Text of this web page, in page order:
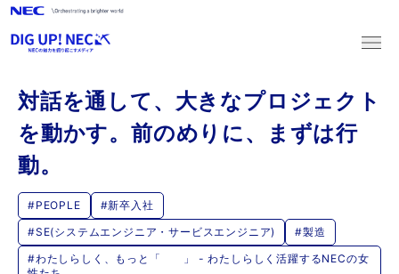
キャリア採用
2027新卒採用
対話を通して、大きなプロジェクト
を動かす。前のめりに、まずは行
動。
#PEOPLE
#新卒入社
#SE(システムエンジニア・サービスエンジニア)
#製造
#わたしらしく、もっと「 」 - わたしらしく活躍するNECの女